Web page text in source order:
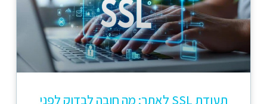
תעודת SSL לאתר: מה חובה לבדוק לפני